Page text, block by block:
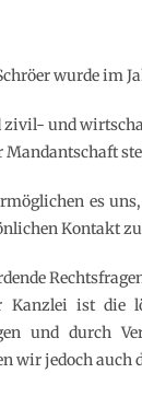
wurde im
und
es
Kontakt
Kanzlei ist die
und durch
wir jedoch auch